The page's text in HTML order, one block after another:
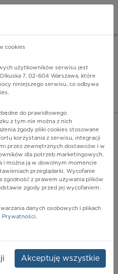
- lider
FILTRY
cookies
użytkowników serwisu jest
7, 02-604 Warszawa, które
niniejszego serwisu, co odbywa
do prawidłowego
z tym nie można z nich
zgody pliki cookies stosowane
korzystania z serwisu, integracji
przez zewnętrznych dostawców i w
dla potrzeb marketingowych.
i można ją w dowolnym momencie
przeglądarki. Wycofanie
zgodność z prawem używania plików
zgody przed jej wycofaniem.
danych osobowych i plikach
Prywatności.
Akceptuję wszystkie
Play INSTALUJ